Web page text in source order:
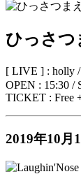
ひっさつ
[ LIVE ] : holly
OPEN : 15:30 /
TICKET : Free
2019年10月